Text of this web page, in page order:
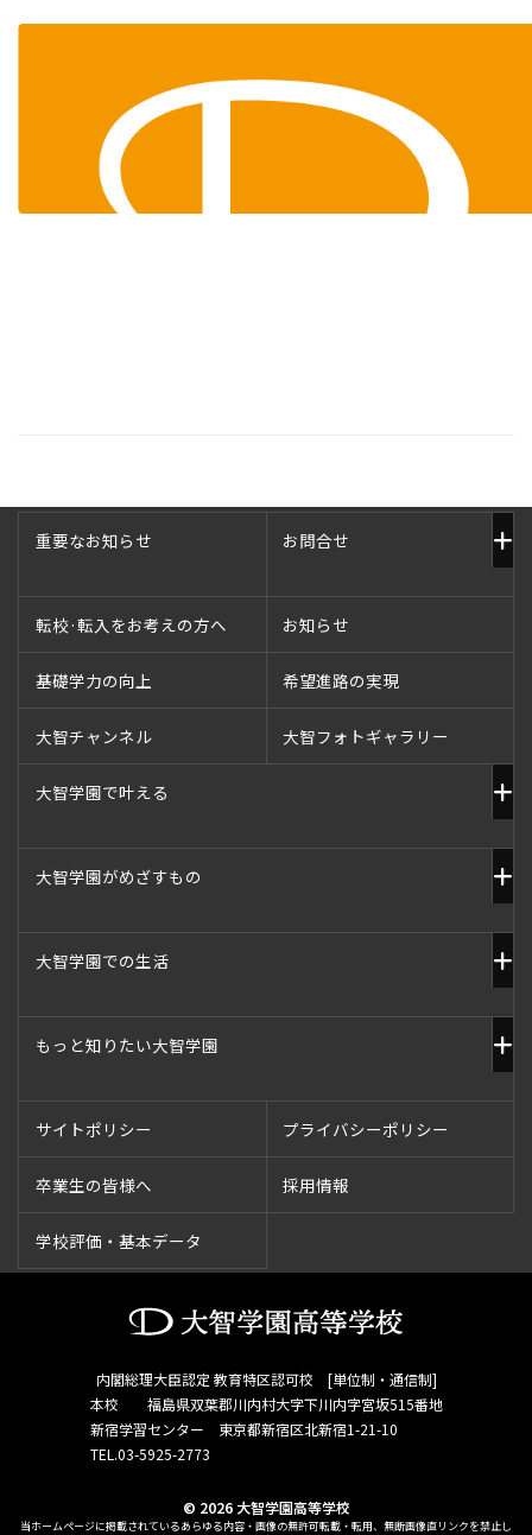
重要なお知らせ お問合せ
転校·転入をお考えの方へ お知らせ
基礎学力の向上 希望進路の実現
大智チャンネル 大智フォトギャラリー
大智学園で叶える
大智学園がめざすもの
大智学園での生活
もっと知りたい大智学園
サイトポリシー プライバシーポリシー
卒業生の皆様へ 採用情報
学校評価・基本データ
内閣総理大臣認定 教育特区認可校 [単位制・通信制]
本校 福島県双葉郡川内村大字下川内字宮坂515番地
新宿学習センター 東京都新宿区北新宿1-21-10
TEL.03-5925-2773
© 2026 大智学園高等学校
当ホームページに掲載されているあらゆる内容・画像の無許可転載・転用、無断画像直リンクを禁止し